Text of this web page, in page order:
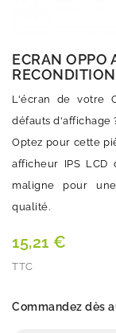
ECRAN OPPO
L'écran de votre
défauts d'affichage
Optez pour cette
afficheur IPS
maligne pour
qualité.
15,21 €
TTC
Commandez dès